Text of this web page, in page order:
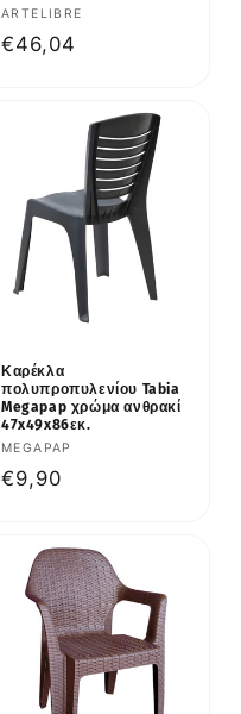
Προμηθευτής:
ARTELIBRE
Κανονική
€46,04
Καρέκλα
πολυπροπυλενίου Tabia
Megapap χρώμα ανθρακί
47x49x86εκ.
Προμηθευτής:
MEGAPAP
Κανονική
€9,90